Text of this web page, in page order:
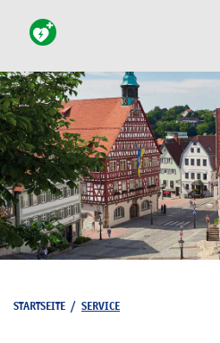
STARTSEITE / SERVICE